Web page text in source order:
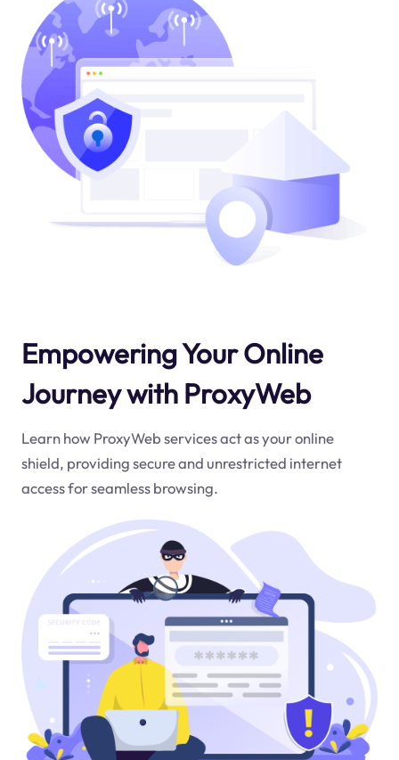
Empowering Your Online
Journey with ProxyWeb
Learn how ProxyWeb services act as your online
shield, providing secure and unrestricted internet
access for seamless browsing.